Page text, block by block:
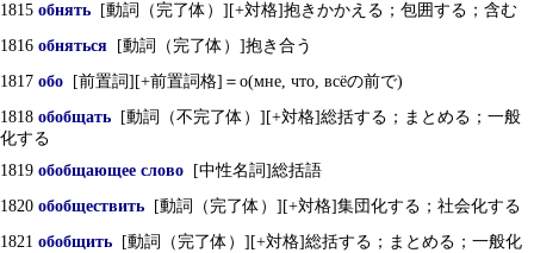
1815 обнять [動詞（完了体）][+対格]抱きかかえる；包囲する；含む
1816 обняться [動詞（完了体）]抱き合う
1817 обо [前置詞][+前置詞格]＝о(мне, что, всёの前で)
1818 обобщать [動詞（不完了体）][+対格]総括する；まとめる；一般
化する
1819 обобщающее слово [中性名詞]総括語
1820 обобществить [動詞（完了体）][+対格]集団化する；社会化する
1821 обобщить [動詞（完了体）][+対格]総括する；まとめる；一般化